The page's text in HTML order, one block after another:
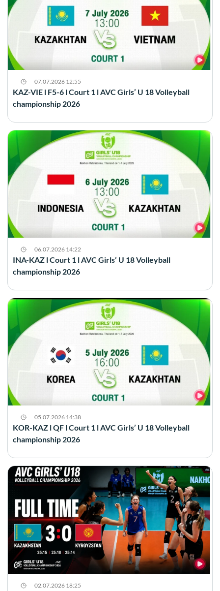
07.07.2026 12:55
KAZ-VIE l F5-6 l Court 1 l AVC Girls’ U 18 Volleyball
championship 2026
06.07.2026 14:22
INA-KAZ l Court 1 l AVC Girls’ U 18 Volleyball
championship 2026
05.07.2026 14:38
KOR-KAZ l QF l Court 1 l AVC Girls’ U 18 Volleyball
championship 2026
02.07.2026 18:25